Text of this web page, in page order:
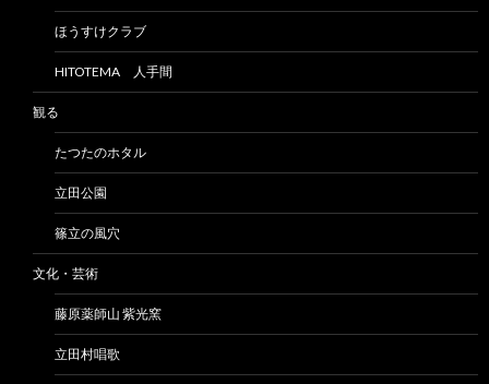
ほうすけクラブ
HITOTEMA 人手間
観る
たつたのホタル
立田公園
篠立の風穴
文化・芸術
藤原薬師山 紫光窯
立田村唱歌